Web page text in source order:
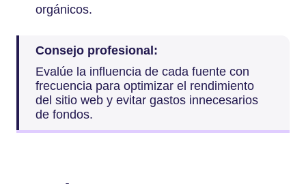
orgánicos.
Consejo profesional:
Evalúe la influencia de cada fuente con
frecuencia para optimizar el rendimiento
del sitio web y evitar gastos innecesarios
de fondos.